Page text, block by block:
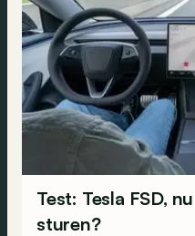
Test: Tesla FSD,
sturen?